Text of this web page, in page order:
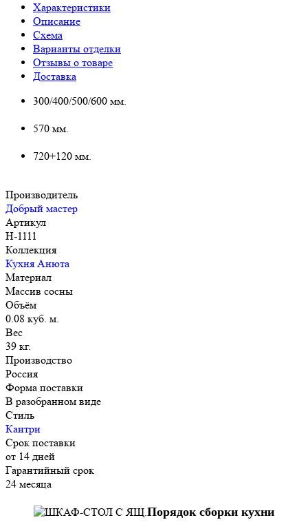
Характеристики
Описание
Схема
Варианты отделки
Отзывы о товаре
Доставка
300/400/500/600 мм.
570 мм.
720+120 мм.
Производитель
Добрый мастер
Артикул
Н-1111
Коллекция
Кухня Анюта
Материал
Массив сосны
Объём
0.08 куб. м.
Вес
39 кг.
Производство
Россия
Форма поставки
В разобранном виде
Стиль
Кантри
Срок поставки
от 14 дней
Гарантийный срок
24 месяца
Порядок сборки кухни